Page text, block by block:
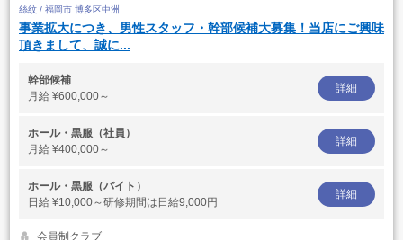
絲紋 / 福岡市 博多区中洲
事業拡大につき、男性スタッフ・幹部候補大募集！当店にご興味
頂きまして、誠に...
幹部候補
月給 ¥600,000～
詳細
ホール・黒服（社員）
月給 ¥400,000～
詳細
ホール・黒服（バイト）
日給 ¥10,000～研修期間は日給9,000円
詳細
会員制クラブ